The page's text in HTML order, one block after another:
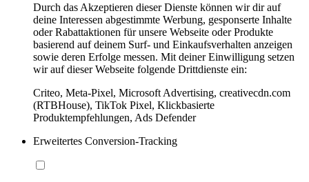
Durch das Akzeptieren dieser Dienste können wir dir auf
deine Interessen abgestimmte Werbung, gesponserte Inhalte
oder Rabattaktionen für unsere Webseite oder Produkte
basierend auf deinem Surf- und Einkaufsverhalten anzeigen
sowie deren Erfolge messen. Mit deiner Einwilligung setzen
wir auf dieser Webseite folgende Drittdienste ein:
Criteo, Meta-Pixel, Microsoft Advertising, creativecdn.com
(RTBHouse), TikTok Pixel, Klickbasierte
Produktempfehlungen, Ads Defender
Erweitertes Conversion-Tracking